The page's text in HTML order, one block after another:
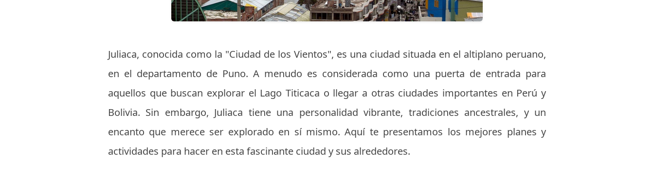
Juliaca, conocida como la "Ciudad de los Vientos", es una ciudad situada en el altiplano peruano,
en el departamento de Puno. A menudo es considerada como una puerta de entrada para
aquellos que buscan explorar el Lago Titicaca o llegar a otras ciudades importantes en Perú y
Bolivia. Sin embargo, Juliaca tiene una personalidad vibrante, tradiciones ancestrales, y un
encanto que merece ser explorado en sí mismo. Aquí te presentamos los mejores planes y
actividades para hacer en esta fascinante ciudad y sus alrededores.